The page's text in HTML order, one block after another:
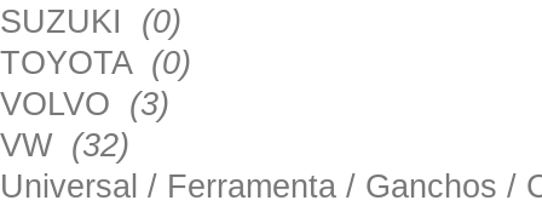
SUZUKI (0)
TOYOTA (0)
VOLVO (3)
VW (32)
Universal / Ferramenta / Ganchos